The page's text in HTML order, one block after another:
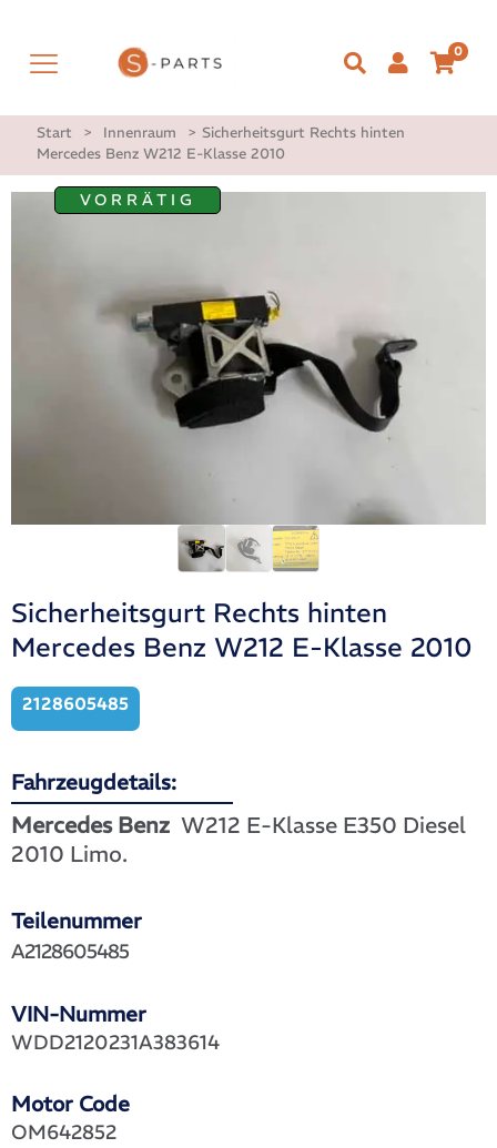
0
Start > Innenraum > Sicherheitsgurt Rechts hinten
Mercedes Benz W212 E-Klasse 2010
VORRÄTIG
Sicherheitsgurt Rechts hinten
Mercedes Benz W212 E-Klasse 2010
2128605485
Fahrzeugdetails:
Mercedes Benz W212 E-Klasse E350 Diesel
2010 Limo.
Teilenummer
VIN-Nummer
A2128605485
WDD2120231A383614
Motor Code
OM642852